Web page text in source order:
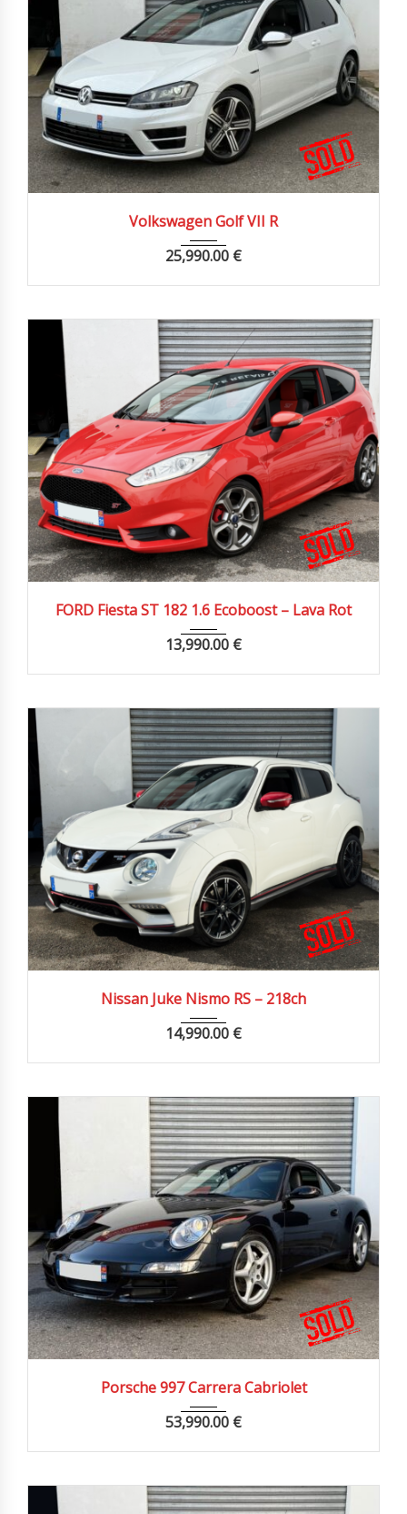
Volkswagen Golf VII R
25,990.00 €
FORD Fiesta ST 182 1.6 Ecoboost – Lava Rot
13,990.00 €
Nissan Juke Nismo RS – 218ch
14,990.00 €
Porsche 997 Carrera Cabriolet
53,990.00 €